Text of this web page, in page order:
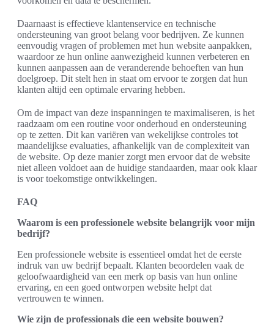
Daarnaast is effectieve klantenservice en technische
ondersteuning van groot belang voor bedrijven. Ze kunnen
eenvoudig vragen of problemen met hun website aanpakken,
waardoor ze hun online aanwezigheid kunnen verbeteren en
kunnen aanpassen aan de veranderende behoeften van hun
doelgroep. Dit stelt hen in staat om ervoor te zorgen dat hun
klanten altijd een optimale ervaring hebben.
Om de impact van deze inspanningen te maximaliseren, is het
raadzaam om een routine voor onderhoud en ondersteuning
op te zetten. Dit kan variëren van wekelijkse controles tot
maandelijkse evaluaties, afhankelijk van de complexiteit van
de website. Op deze manier zorgt men ervoor dat de website
niet alleen voldoet aan de huidige standaarden, maar ook klaar
is voor toekomstige ontwikkelingen.
FAQ
Waarom is een professionele website belangrijk voor mijn
bedrijf?
Een professionele website is essentieel omdat het de eerste
indruk van uw bedrijf bepaalt. Klanten beoordelen vaak de
geloofwaardigheid van een merk op basis van hun online
ervaring, en een goed ontworpen website helpt dat
vertrouwen te winnen.
Wie zijn de professionals die een website bouwen?